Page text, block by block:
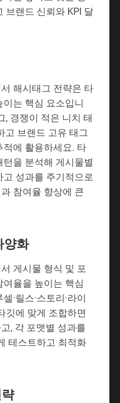
브랜드 신뢰와 KPI 달
해시태그 전략은 타
는 핵심 요소입니
, 경쟁이 적은 니치 태
고 브랜드 고유 태그
에 활용하세요. 타
턴을 분석해 게시물별
성과를 주기적으로
참여율 향상에 큰
양화
게시물 형식 및 포
율을 높이는 핵심
·릴스·스토리·라이
깃에 맞게 조합하면
, 각 포맷별 성과를
테스트하고 최적화